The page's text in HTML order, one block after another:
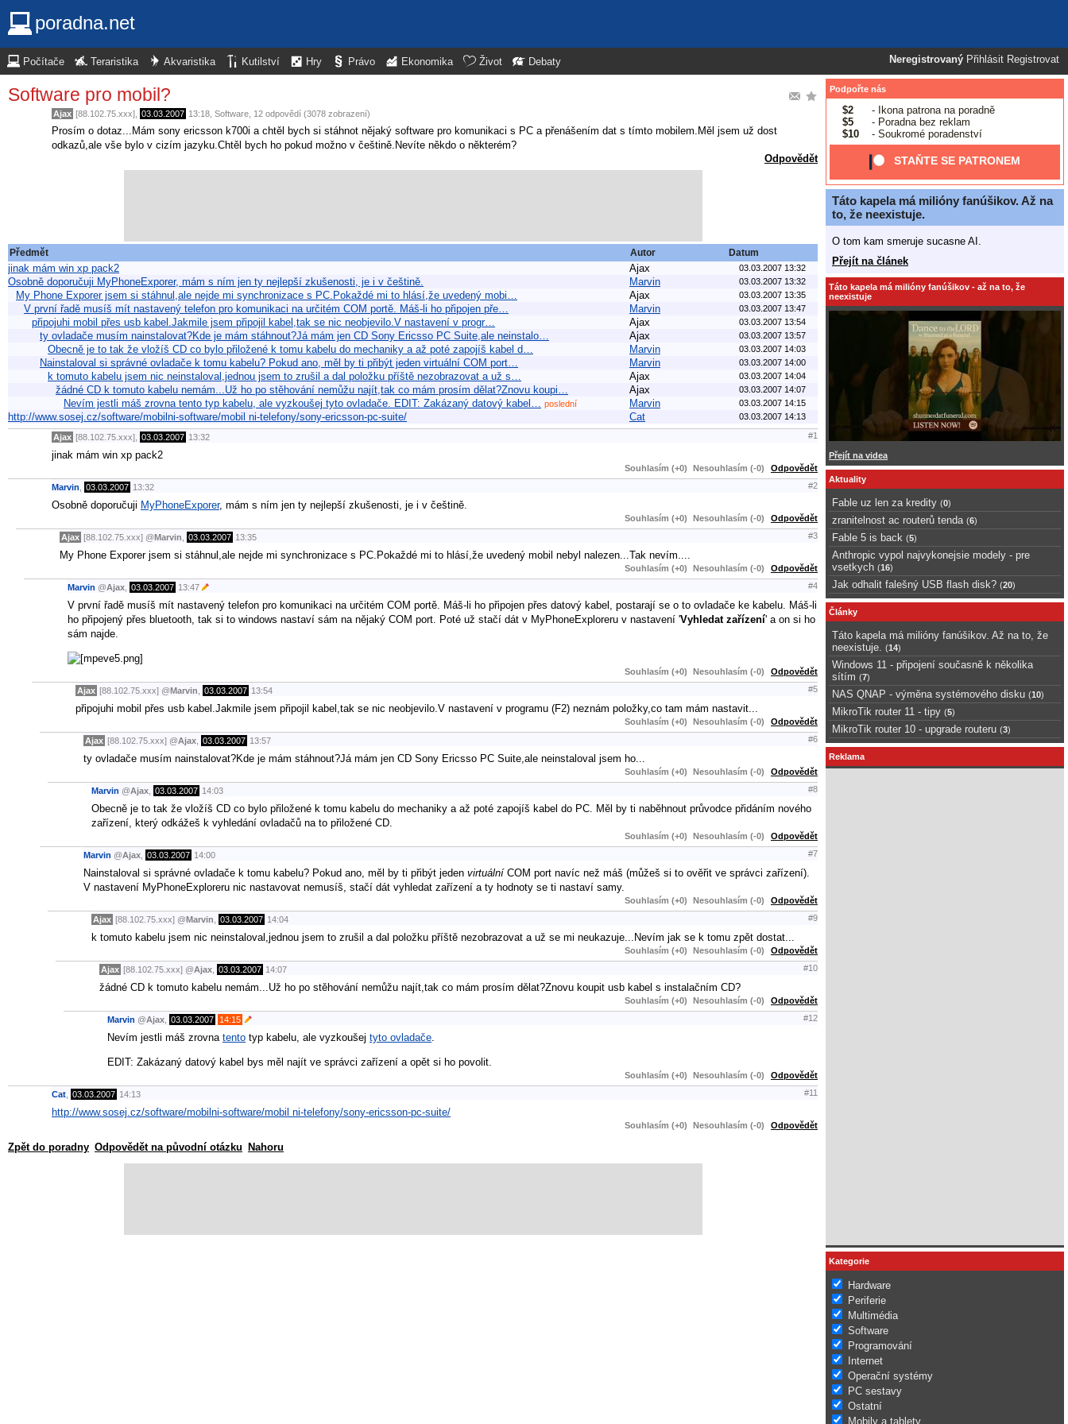
poradna.net
Neregistrovaný Přihlásit Registrovat
Počítače Teraristika Akvaristika Kutilství Hry Právo Ekonomika Život Debaty
Software pro mobil?
Ajax [88.102.75.xxx], 03.03.2007 13:18 Software , 12 odpovědí (3078 zobrazení)
Prosím o dotaz...Mám sony ericsson k700i a chtěl bych si stáhnot nějaký software pro komunikaci s PC a přenášením dat s tímto mobilem.Měl jsem už dost
odkazů,ale vše bylo v cizím jazyku.Chtěl bych ho pokud možno v češtině.Nevíte někdo o některém?
Odpovědět
Předmět Autor Datum
jinak mám win xp pack2 Ajax 03.03.2007 13:32
Osobně doporučuji MyPhoneExporer, mám s ním jen ty nejlepší zkušenosti, je i v češtině. Marvin 03.03.2007 13:32
My Phone Exporer jsem si stáhnul,ale nejde mi synchronizace s PC.Pokaždé mi to hlásí,že uvedený mobi… Ajax 03.03.2007 13:35
V první řadě musíš mít nastavený telefon pro komunikaci na určitém COM portě. Máš-li ho připojen pře… Marvin 03.03.2007 13:47
připojuhi mobil přes usb kabel.Jakmile jsem připojil kabel,tak se nic neobjevilo.V nastavení v progr… Ajax 03.03.2007 13:54
ty ovladače musím nainstalovat?Kde je mám stáhnout?Já mám jen CD Sony Ericsso PC Suite,ale neinstalo… Ajax 03.03.2007 13:57
Obecně je to tak že vložíš CD co bylo přiložené k tomu kabelu do mechaniky a až poté zapojíš kabel d… Marvin 03.03.2007 14:03
Nainstaloval si správné ovladače k tomu kabelu? Pokud ano, měl by ti přibýt jeden virtuální COM port… Marvin 03.03.2007 14:00
k tomuto kabelu jsem nic neinstaloval,jednou jsem to zrušil a dal položku příště nezobrazovat a už s… Ajax 03.03.2007 14:04
žádné CD k tomuto kabelu nemám...Už ho po stěhování nemůžu najít,tak co mám prosím dělat?Znovu koupi… Ajax 03.03.2007 14:07
Nevím jestli máš zrovna tento typ kabelu, ale vyzkoušej tyto ovladače. EDIT: Zakázaný datový kabel… poslední Marvin 03.03.2007 14:15
http://www.sosej.cz/software/mobilni-software/mobil ni-telefony/sony-ericsson-pc-suite/ Cat 03.03.2007 14:13
Ajax [88.102.75.xxx], 03.03.2007 13:32 #1
jinak mám win xp pack2
Souhlasím (+0) Nesouhlasím (-0) Odpovědět
Marvin 03.03.2007 13:32 #2
Osobně doporučuji MyPhoneExporer, mám s ním jen ty nejlepší zkušenosti, je i v češtině.
Souhlasím (+0) Nesouhlasím (-0) Odpovědět
Ajax [88.102.75.xxx] @Marvin 03.03.2007 13:35 #3
My Phone Exporer jsem si stáhnul,ale nejde mi synchronizace s PC.Pokaždé mi to hlásí,že uvedený mobil nebyl nalezen...Tak nevím....
Souhlasím (+0) Nesouhlasím (-0) Odpovědět
Marvin @Ajax 03.03.2007 13:47 #4
V první řadě musíš mít nastavený telefon pro komunikaci na určitém COM portě. Máš-li ho připojen přes datový kabel, postarají se o to ovladače ke kabelu. Máš-li
ho připojený přes bluetooth, tak si to windows nastaví sám na nějaký COM port. Poté už stačí dát v MyPhoneExploreru v nastavení 'Vyhledat zařízení' a on si ho
sám najde.
Souhlasím (+0) Nesouhlasím (-0) Odpovědět
Ajax [88.102.75.xxx] @Marvin 03.03.2007 13:54 #5
připojuhi mobil přes usb kabel.Jakmile jsem připojil kabel,tak se nic neobjevilo.V nastavení v programu (F2) neznám položky,co tam mám nastavit...
Souhlasím (+0) Nesouhlasím (-0) Odpovědět
Ajax [88.102.75.xxx] @Ajax 03.03.2007 13:57 #6
ty ovladače musím nainstalovat?Kde je mám stáhnout?Já mám jen CD Sony Ericsso PC Suite,ale neinstaloval jsem ho...
Souhlasím (+0) Nesouhlasím (-0) Odpovědět
Marvin @Ajax 03.03.2007 14:03 #8
Obecně je to tak že vložíš CD co bylo přiložené k tomu kabelu do mechaniky a až poté zapojíš kabel do PC. Měl by ti naběhnout průvodce přidáním nového
zařízení, který odkážeš k vyhledání ovladačů na to přiložené CD.
Souhlasím (+0) Nesouhlasím (-0) Odpovědět
Marvin @Ajax 03.03.2007 14:00 #7
Nainstaloval si správné ovladače k tomu kabelu? Pokud ano, měl by ti přibýt jeden virtuálníCOM port navíc než máš (můžeš si to ověřit ve správci zařízení).
V nastavení MyPhoneExploreru nic nastavovat nemusíš, stačí dát vyhledat zařízení a ty hodnoty se ti nastaví samy.
Souhlasím (+0) Nesouhlasím (-0) Odpovědět
Ajax [88.102.75.xxx] @Marvin 03.03.2007 14:04 #9
k tomuto kabelu jsem nic neinstaloval,jednou jsem to zrušil a dal položku příště nezobrazovat a už se mi neukazuje...Nevím jak se k tomu zpět dostat...
Souhlasím (+0) Nesouhlasím (-0) Odpovědět
Ajax [88.102.75.xxx] @Ajax 03.03.2007 14:07 #10
žádné CD k tomuto kabelu nemám...Už ho po stěhování nemůžu najít,tak co mám prosím dělat?Znovu koupit usb kabel s instalačním CD?
Souhlasím (+0) Nesouhlasím (-0) Odpovědět
Marvin @Ajax 03.03.2007 14:15 #12
Nevím jestli máš zrovna tento typ kabelu, ale vyzkoušej tyto ovladače
EDIT: Zakázaný datový kabel bys měl najít ve správci zařízení a opět si ho povolit.
Souhlasím (+0) Nesouhlasím (-0) Odpovědět
Cat 03.03.2007 14:13 #11
http://www.sosej.cz/software/mobilni-software/mobil ni-telefony/sony-ericsson-pc-suite/
Souhlasím (+0) Nesouhlasím (-0) Odpovědět
Zpět do poradny Odpovědět na původní otázku Nahoru
Podpořte nás
$2
- Ikona patrona na poradně
$5
- Poradna bez reklam
$10
- Soukromé poradenství
STAŇTE SE PATRONEM
Táto kapela má milióny fanúšikov. Až na
to, že neexistuje.
O tom kam smeruje sucasne AI.
Přejít na článek
Táto kapela má milióny fanúšikov - až na to, že
neexistuje
Přejít na videa
Aktuality
Fable uz len za kredity (0)
zranitelnost ac routerů tenda (6)
Fable 5 is back (5)
Anthropic vypol najvykonejsie modely - pre
vsetkych (16)
Jak odhalit falešný USB flash disk? (20)
Články
Táto kapela má milióny fanúšikov. Až na to, že
neexistuje.
(14)
Windows 11 - připojení současně k několika
sítím (7)
NAS QNAP - výměna systémového disku (10)
MikroTik router 11 - tipy (5)
MikroTik router 10 - upgrade routeru (3)
Reklama
Kategorie
Hardware
Periferie
Multimédia
Software
Programování
Internet
Operační systémy
PC sestavy
Ostatní
Mobily a tablety